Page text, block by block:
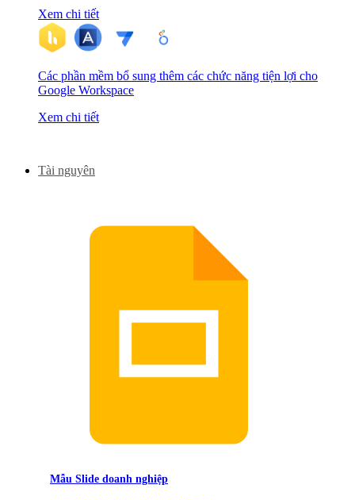
Xem chi tiết
Các phần mềm bổ sung thêm các chức năng tiện lợi cho
Google Workspace
Xem chi tiết
Tài nguyên
Mẫu Slide doanh nghiệp